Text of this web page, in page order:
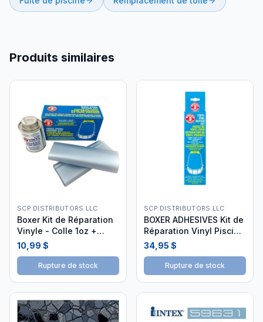
Produits similaires
SCP DISTRIBUTORS LLC
Boxer Kit de Réparation
Vinyle - Colle 1oz +
Pièce BOX-60-5087
10,99 $
Rupture de stock
SCP DISTRIBUTORS LLC
BOXER ADHESIVES Kit de
Réparation Vinyl Piscine
118ml
34,95 $
Rupture de stock